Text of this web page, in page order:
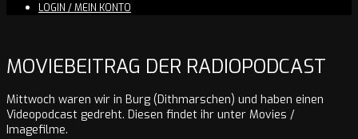
LOGIN / MEIN KONTO
MOVIEBEITRAG DER RADIOPODCAST
Mittwoch waren wir in Burg (Dithmarschen) und haben einen
Videopodcast gedreht. Diesen findet ihr unter Movies /
Imagefilme.